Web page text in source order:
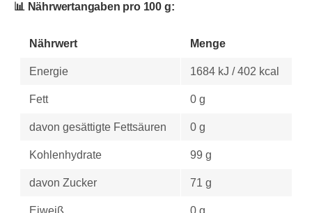
📊 Nährwertangaben pro 100 g:
Nährwert Menge
Energie 1684 kJ / 402 kcal
Fett 0 g
davon gesättigte Fettsäuren 0 g
Kohlenhydrate 99 g
davon Zucker 71 g
Eiweiß 0 g